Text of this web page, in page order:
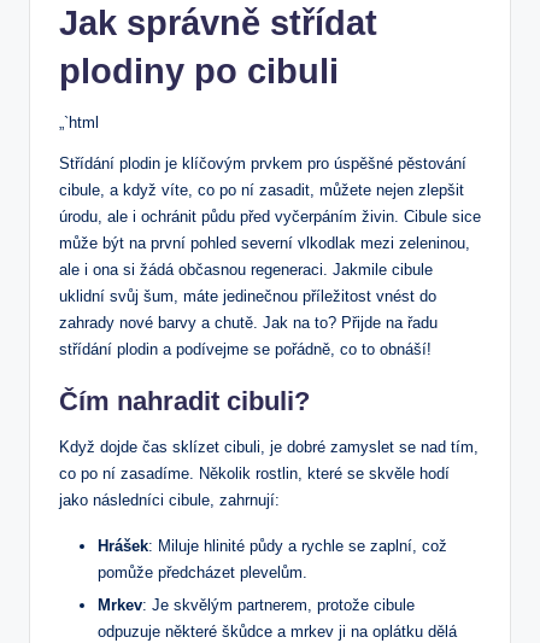
Jak správně střídat
plodiny po cibuli
„`html
Střídání plodin je klíčovým prvkem pro úspěšné pěstování
cibule, a když víte, co po ní zasadit, můžete nejen zlepšit
úrodu, ale i ochránit půdu před vyčerpáním živin. Cibule sice
může být na první pohled severní vlkodlak mezi zeleninou,
ale i ona si žádá občasnou regeneraci. Jakmile cibule
uklidní svůj šum, máte jedinečnou příležitost vnést do
zahrady nové barvy a chutě. Jak na to? Přijde na řadu
střídání plodin a podívejme se pořádně, co to obnáší!
Čím nahradit cibuli?
Když dojde čas sklízet cibuli, je dobré zamyslet se nad tím,
co po ní zasadíme. Několik rostlin, které se skvěle hodí
jako následníci cibule, zahrnují:
Hrášek: Miluje hlinité půdy a rychle se zaplní, což
pomůže předcházet plevelům.
Mrkev: Je skvělým partnerem, protože cibule
odpuzuje některé škůdce a mrkev ji na oplátku dělá